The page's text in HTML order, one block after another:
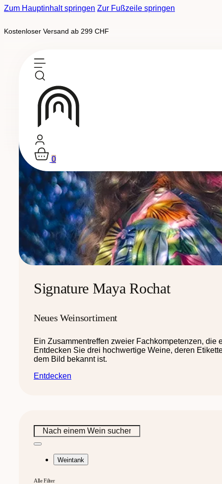
Zum Hauptinhalt springen Zur Fußzeile springen
Kostenloser Versand ab 299 CHF
0
Signature Maya Rochat
Neues Weinsortiment
Ein Zusammentreffen zweier Fachkompetenzen,
Entdecken Sie drei hochwertige Weine, deren
dem Bild bekannt ist.
Entdecken
Weintank
Alle Filter